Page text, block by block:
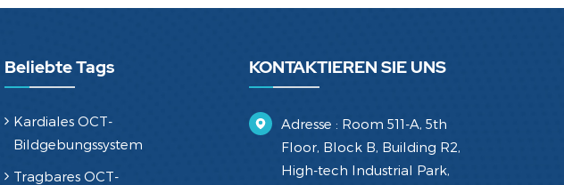
Beliebte Tags
Kardiales OCT-
Bildgebungssystem
Tragbares OCT-
KONTAKTIEREN SIE UNS
Adresse : Room 511-A, 5th
Floor, Block B, Building R2,
High-tech Industrial Park,